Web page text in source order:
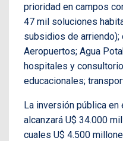
prioridad en campos
47 mil soluciones
subsidios de arriendo);
Aeropuertos; Agua
hospitales y
educacionales;
La inversión pública
alcanzará U$ 34.000
cuales U$ 4.500